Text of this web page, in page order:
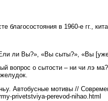
благосостояния в 1960-е гг.,
ли Вы?», «Вы сыты?», «Вы
вопрос о сытости – ни чи лэ
Автобусные мотивы //
privetstviya-perevod-nihao.html